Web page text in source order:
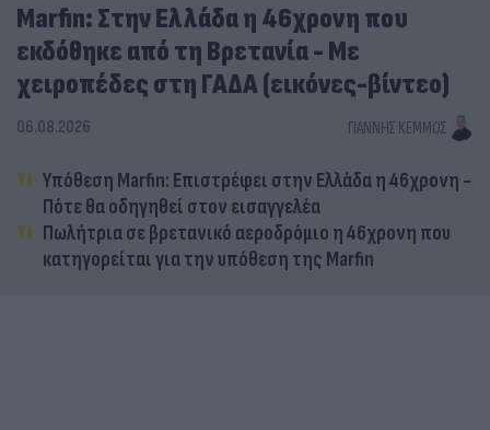
Marfin: Στην Ελλάδα η 46χρονη που
εκδόθηκε από τη Βρετανία - Με
χειροπέδες στη ΓΑΔΑ (εικόνες-βίντεο)
06.08.2026 ΓΙΆΝΝΗΣ ΚΈΜΜΟΣ
Υπόθεση Marfin: Επιστρέφει στην Ελλάδα η 46χρονη -
Πότε θα οδηγηθεί στον εισαγγελέα
Πωλήτρια σε βρετανικό αεροδρόμιο η 46χρονη που
κατηγορείται για την υπόθεση της Marfin